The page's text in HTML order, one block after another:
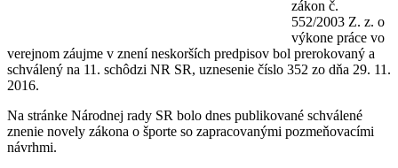
zákon č.
552/2003 Z. z. o
výkone práce vo
verejnom záujme v znení neskorších predpisov bol prerokovaný a
schválený na 11. schôdzi NR SR, uznesenie číslo 352 zo dňa 29. 11.
2016.
Na stránke Národnej rady SR bolo dnes publikované schválené
znenie novely zákona o športe so zapracovanými pozmeňovacími
návrhmi.